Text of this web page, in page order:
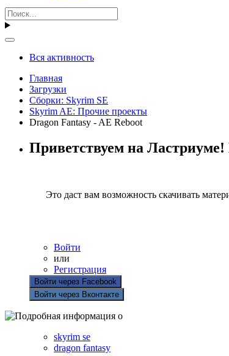
Вся активность
Главная
Загрузки
Сборки: Skyrim SE
Skyrim AE: Прочие проекты
Dragon Fantasy - AE Reboot
Приветствуем на
Это даст вам возможность скачивать
Войти
или
Регистрация
Войти через Facebook
Войти через Вконтакте
skyrim se
dragon fantasy